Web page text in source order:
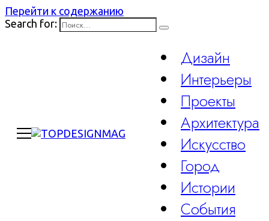
Перейти к содержанию
Search for:
Дизайн
Интерьеры
Проекты
Архитектура
Искусство
Город
Истории
События